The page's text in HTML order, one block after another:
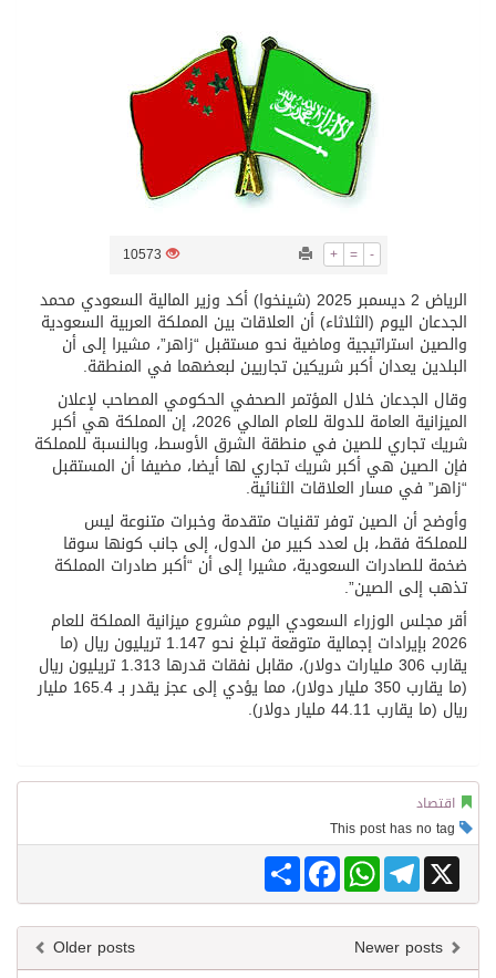
ثلة من الضابطات في الجييش الكويتي
كسوة الكعبة تعتلي البيت العتيق
“سبيس إكس” تطلق 24 قمرًا صناعيًا جديدًا إلى الفضاء
+ = -
10573
الرياض 2 ديسمبر 2025 (شينخوا) أكد وزير المالية السعودي محمد
الجدعان اليوم (الثلاثاء) أن العلاقات بين المملكة العربية السعودية
والصين استراتيجية وماضية نحو مستقبل “زاهر”، مشيرا إلى أن
البلدين يعدان أكبر شريكين تجاريين لبعضهما في المنطقة.
وقال الجدعان خلال المؤتمر الصحفي الحكومي المصاحب لإعلان
الميزانية العامة للدولة للعام المالي 2026، إن المملكة هي أكبر
شريك تجاري للصين في منطقة الشرق الأوسط، وبالنسبة للمملكة
فإن الصين هي أكبر شريك تجاري لها أيضا، مضيفا أن المستقبل
“زاهر” في مسار العلاقات الثنائية.
وأوضح أن الصين توفر تقنيات متقدمة وخبرات متنوعة ليس
للمملكة فقط، بل لعدد كبير من الدول، إلى جانب كونها سوقا
ضخمة للصادرات السعودية، مشيرا إلى أن “أكبر صادرات المملكة
تذهب إلى الصين”.
أقر مجلس الوزراء السعودي اليوم مشروع ميزانية المملكة للعام
2026 بإيرادات إجمالية متوقعة تبلغ نحو 1.147 تريليون ريال (ما
يقارب 306 مليارات دولار)، مقابل نفقات قدرها 1.313 تريليون ريال
(ما يقارب 350 مليار دولار)، مما يؤدي إلى عجز يقدر بـ 165.4 مليار
ريال (ما يقارب 44.11 مليار دولار).
اقتصاد
Share
FacebookWhatsAppTelegram X
Older posts